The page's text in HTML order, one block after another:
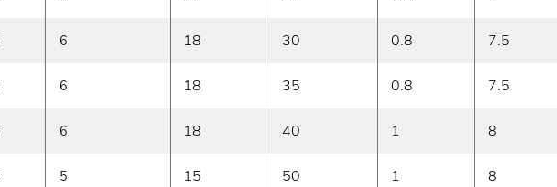
6 18 30 0.8 7.5
6 18 35 0.8 7.5
6 18 40 1 8
5 15 50 1 8